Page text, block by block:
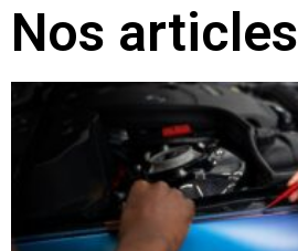
Nos articles